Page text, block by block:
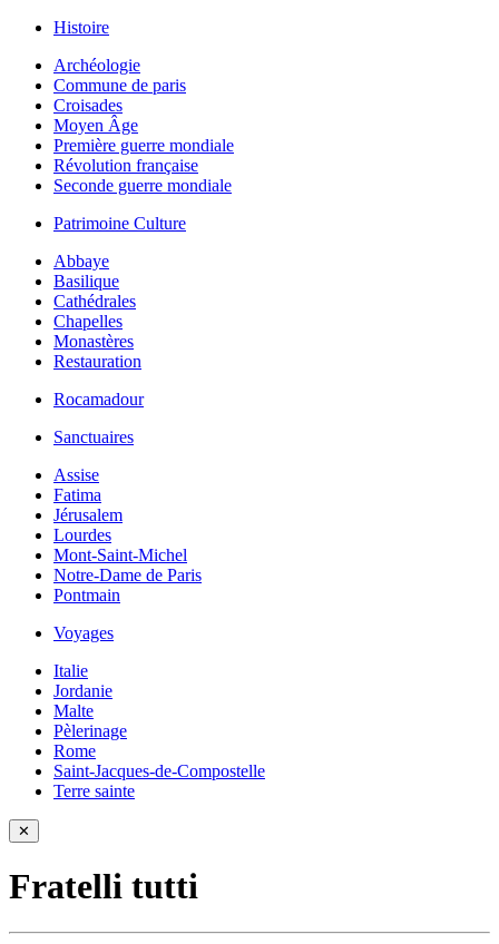
Histoire
Archéologie
Commune de paris
Croisades
Moyen Âge
Première guerre mondiale
Révolution française
Seconde guerre mondiale
Patrimoine Culture
Abbaye
Basilique
Cathédrales
Chapelles
Monastères
Restauration
Rocamadour
Sanctuaires
Assise
Fatima
Jérusalem
Lourdes
Mont-Saint-Michel
Notre-Dame de Paris
Pontmain
Voyages
Italie
Jordanie
Malte
Pèlerinage
Rome
Saint-Jacques-de-Compostelle
Terre sainte
✕
Fratelli tutti